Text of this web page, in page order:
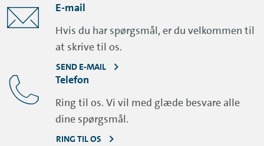
E-mail
Hvis du har spørgsmål, er du velkommen til
at skrive til os.
SEND E-MAIL
Telefon
Ring til os. Vi vil med glæde besvare alle
dine spørgsmål.
RING TIL OS